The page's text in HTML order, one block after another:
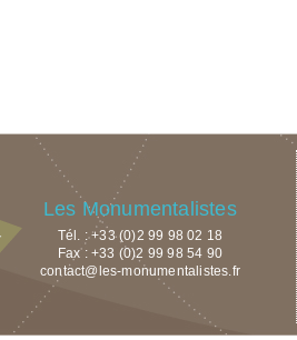
Les Monumentalistes
Tél. : +33 (0)2 99 98 02 18
Fax : +33 (0)2 99 98 54 90
contact@les-monumentalistes.fr